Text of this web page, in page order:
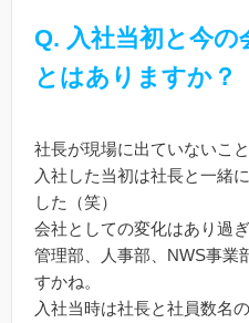
Q. 入社当初と今の
とはありますか？
社長が現場に出ていないこ
入社した当初は社長と一緒
した（笑）
会社としての変化はあり過
管理部、人事部、NWS事業
すかね。
入社当時は社長と社員数名